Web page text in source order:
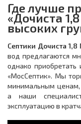
Где лучше
«Дочиста
высоких
Септики Дочиста
вод предлагаются
однако приобретать
«МосСептик». Мы
минимальным ценам,
а наши
эксплуатацию в